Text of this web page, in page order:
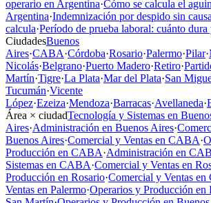
operario en Argentina·Cómo se calcula el
Argentina·Indemnización por despido sin
calcula·Período de prueba laboral: cuánto dura
CiudadesBuenos
Aires·CABA·Córdoba·Rosario·Palermo·Pilar·
Nicolás·Belgrano·Puerto Madero·Retiro·
Martín·Tigre·La Plata·Mar del Plata·San
Tucumán·Vicente
López·Ezeiza·Mendoza·Barracas·Avellaneda·
Área × ciudadTecnología y Sistemas en
Aires·Administración en Buenos Aires·
Buenos Aires·Comercial y Ventas en CABA·
Producción en CABA·Administración en
Sistemas en CABA·Comercial y Ventas en
Producción en Rosario·Comercial y Ventas en
Ventas en Palermo·Operarios y Producción en